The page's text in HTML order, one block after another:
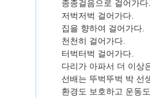
종종걸음으로 걸어가다.
저벅저벅 걸어가다.
집을 향하여 걸어가다.
천천히 걸어가다.
터벅터벅 걸어가다.
다리가 아파서 더 이상
선배는 뚜벅뚜벅 박 선
환경도 보호하고 운동